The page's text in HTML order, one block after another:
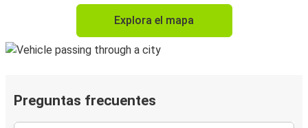
Explora el mapa
Preguntas frecuentes